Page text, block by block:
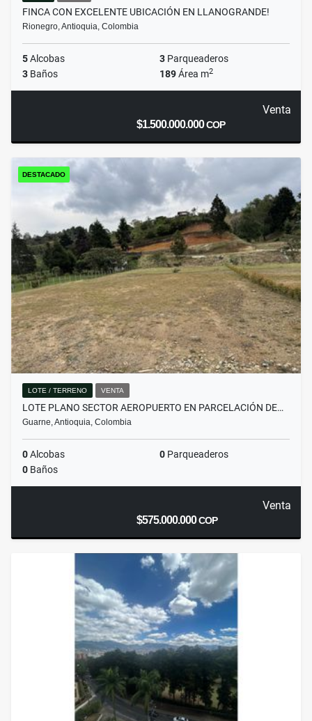
FINCA CON EXCELENTE UBICACIÓN EN LLANOGRANDE!
Rionegro, Antioquia, Colombia
5Alcobas 3 Parqueaderos
3 Baños 189Área m2
Venta
$1.500.000.000COP
DESTACADO
LOTE / TERRENO VENTA
LOTE PLANO SECTOR AEROPUERTO EN PARCELACIÓN DE…
Guarne, Antioquia, Colombia
0Alcobas 0 Parqueaderos
0 Baños
Venta
$575.000.000COP